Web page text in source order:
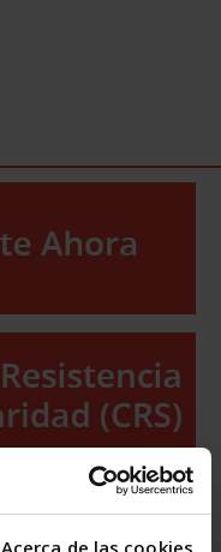
Acerca de las cookies